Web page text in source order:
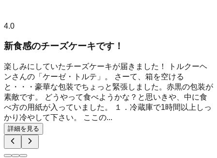
4.0
新食感のチーズケーキです！
楽しみにしていたチーズケーキが届きました！ トルクーヘ
ンさんの「ケーゼ・トルテ」。 さーて、箱を空ける
と・・・豪華な包装でちょっと緊張しました。赤黒の包装が
素敵です。 どうやって食べようかな？と思いきや、中に食
べ方の用紙が入っていました。 １．冷蔵庫で1時間以上しっ
かり冷やして下さい。 ここの...
詳細を見る